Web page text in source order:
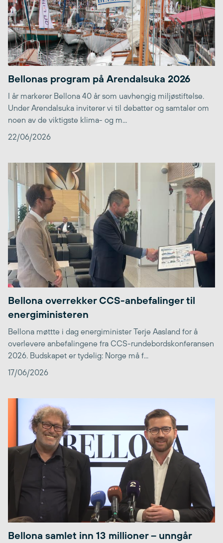
Bellonas program på Arendalsuka 2026
I år markerer Bellona 40 år som uavhengig miljøstiftelse.
Under Arendalsuka inviterer vi til debatter og samtaler om
noen av de viktigste klima- og m...
22/06/2026
Bellona overrekker CCS-anbefalinger til
energiministeren
Bellona møttte i dag energiminister Terje Aasland for å
overlevere anbefalingene fra CCS-rundebordskonferansen
2026. Budskapet er tydelig: Norge må f...
17/06/2026
Bellona samlet inn 13 millioner – unngår